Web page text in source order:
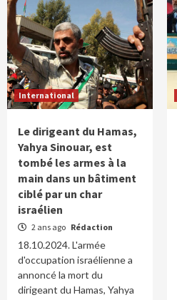
International
Le dirigeant du Hamas,
Yahya Sinouar, est
tombé les armes à la
main dans un bâtiment
ciblé par un char
israélien
2 ans ago Rédaction
18.10.2024. L'armée
d'occupation israélienne a
annoncé la mort du
dirigeant du Hamas, Yahya